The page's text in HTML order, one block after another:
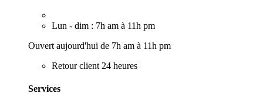
Lun - dim : 7h am à 11h pm
Ouvert aujourd'hui de 7h am à 11h pm
Retour client 24 heures
Services